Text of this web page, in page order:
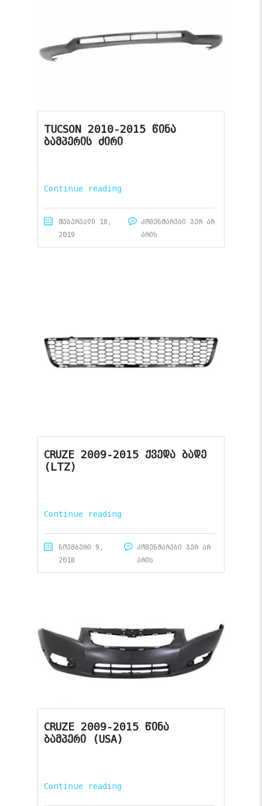
TUCSON 2010-2015 წინა
ბამპერის ძირი
Continue reading
თებერვალი 18,
2019
კომენტარები ჯერ არ
არის
CRUZE 2009-2015 ქვედა ბადე
(LTZ)
Continue reading
ნოემბერი 9,
2018
კომენტარები ჯერ არ
არის
CRUZE 2009-2015 წინა
ბამპერი (USA)
Continue reading